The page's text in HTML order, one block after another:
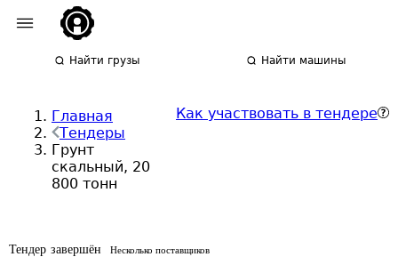
Найти грузы Найти машины
Главная
Тендеры
Грунт
скальный, 20
800 тонн
Как участвовать в тендере
Тендер завершён Несколько поставщиков